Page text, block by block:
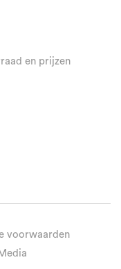
en prijzen
voorwaarden